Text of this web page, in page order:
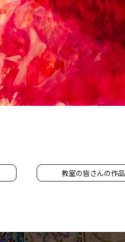
教室の皆さんの作品